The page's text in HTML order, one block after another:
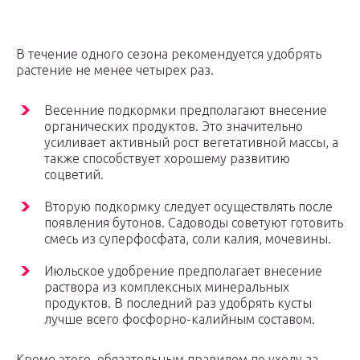
В течение одного сезона рекомендуется удобрять
растение не менее четырех раз.
Весенние подкормки предполагают внесение
органических продуктов. Это значительно
усиливает активный рост вегетативной массы, а
также способствует хорошему развитию
соцветий.
Вторую подкормку следует осуществлять после
появления бутонов. Садоводы советуют готовить
смесь из суперфосфата, соли калия, мочевины.
Июльское удобрение предполагает внесение
раствора из комплексных минеральных
продуктов. В последний раз удобрять кусты
лучше всего фосфорно-калийным составом.